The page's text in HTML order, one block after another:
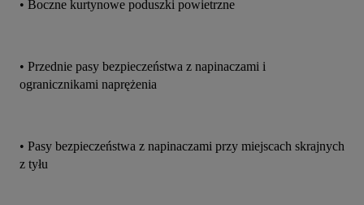
• Boczne kurtynowe poduszki powietrzne
• Przednie pasy bezpieczeństwa z napinaczami i
ogranicznikami naprężenia
• Pasy bezpieczeństwa z napinaczami przy miejscach skrajnych
z tyłu